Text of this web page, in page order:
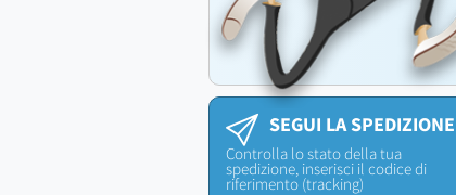
SEGUI LA SPEDIZIONE
Controlla lo stato della tua
spedizione, inserisci il codice di
riferimento (tracking)